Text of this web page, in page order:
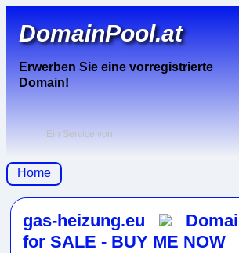
DomainPool.at
Erwerben Sie eine vorregistrierte
Domain!
Ein Service von
Home
gas-heizung.eu
for SALE - BUY ME NOW